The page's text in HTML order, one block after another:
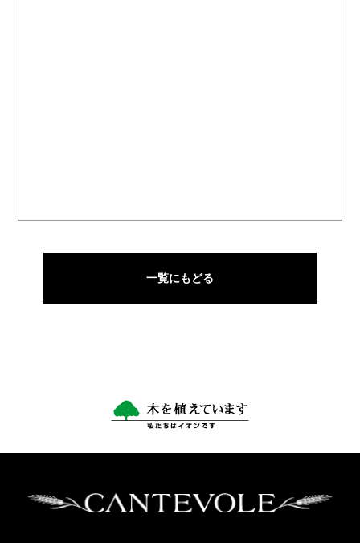
一覧にもどる